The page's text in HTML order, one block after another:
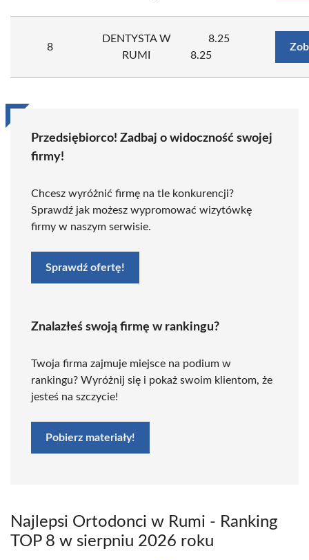
8
DENTYSTA W
RUMI
8.25
8.25
Przedsiębiorco! Zadbaj o widoczność swojej
firmy!
Chcesz wyróżnić firmę na tle konkurencji?
Sprawdź jak możesz wypromować wizytówkę
firmy w naszym serwisie.
Sprawdź ofertę!
Znalazłeś swoją firmę w rankingu?
Twoja firma zajmuje miejsce na podium w
rankingu? Wyróżnij się i pokaż swoim klientom, że
jesteś na szczycie!
Pobierz materiały!
Najlepsi Ortodonci w Rumi - Ranking
TOP 8 w sierpniu 2026 roku